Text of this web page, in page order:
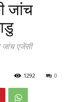
जांच
जांच एजेंसी
0
1292